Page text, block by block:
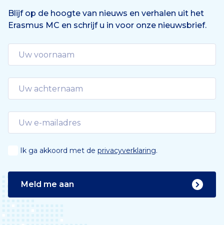
Blijf op de hoogte van nieuws en verhalen uit het
Erasmus MC en schrijf u in voor onze nieuwsbrief.
Ik ga akkoord met de privacyverklaring.
Meld me aan